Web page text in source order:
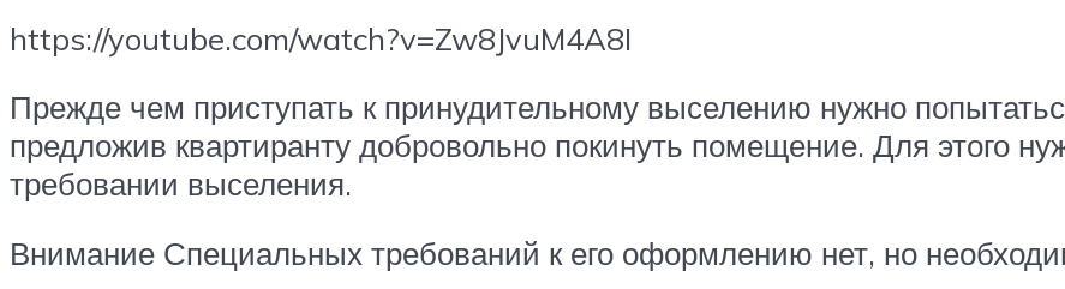
https://youtube.com/watch?v=Zw8JvuM4A8I
Прежде чем приступать к принудительному выселению нужно
предложив квартиранту добровольно покинуть помещение. Для этого
требовании выселения.
Внимание Специальных требований к его оформлению нет, но